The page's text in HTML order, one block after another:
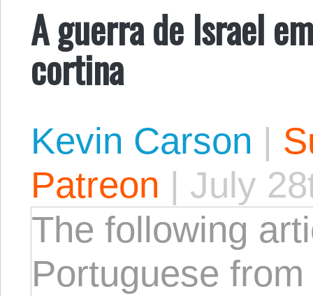
A guerra de Israel
cortina
Kevin Carson |
Patreon | July
The following
Portuguese